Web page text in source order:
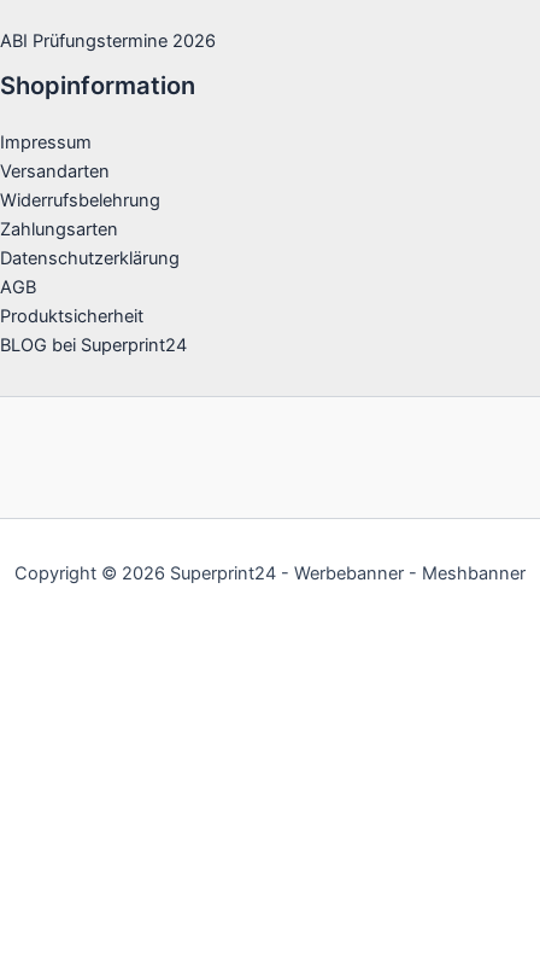
ABI Prüfungstermine 2026
Shopinformation
Impressum
Versandarten
Widerrufsbelehrung
Zahlungsarten
Datenschutzerklärung
AGB
Produktsicherheit
BLOG bei Superprint24
Copyright © 2026 Superprint24 - Werbebanner - Meshbanner